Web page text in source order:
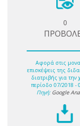
0
Αφορά στις
επισκέψεις της
διατριβής για την
περίοδο 07/2018 -
Πηγή: Google